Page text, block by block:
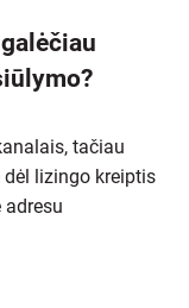
tačiau
dėl lizingo kreiptis
adresu